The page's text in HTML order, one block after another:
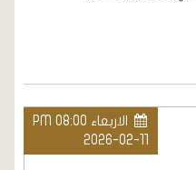
الاربعاء PM 08:00
2026-02-11